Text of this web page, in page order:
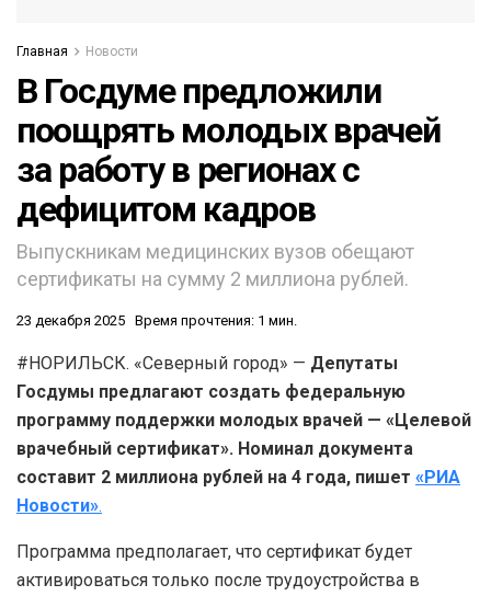
Главная Новости
В Госдуме предложили
поощрять молодых врачей
за работу в регионах с
дефицитом кадров
Выпускникам медицинских вузов обещают
сертификаты на сумму 2 миллиона рублей.
23 декабря 2025 Время прочтения: 1 мин.
#НОРИЛЬСК. «Северный город» — Депутаты
Госдумы предлагают создать федеральную
программу поддержки молодых врачей — «Целевой
врачебный сертификат». Номинал документа
составит 2 миллиона рублей на 4 года, пишет «РИА
Новости».
Программа предполагает, что сертификат будет
активироваться только после трудоустройства в